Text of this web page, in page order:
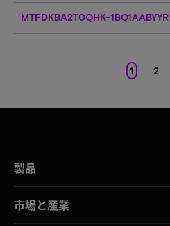
MTFDKBA2T0QHK-1BQ1AABYYR
1 2
製品
市場と産業